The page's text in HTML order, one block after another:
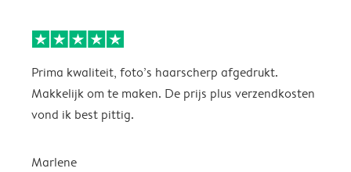
Prima kwaliteit, foto’s haarscherp afgedrukt.
Makkelijk om te maken. De prijs plus verzendkosten
vond ik best pittig.
Marlene